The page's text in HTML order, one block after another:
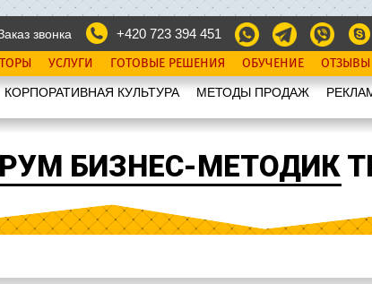
звонка
+420 723 394 451
УСЛУГИ ГОТОВЫЕ РЕШЕНИЯ ОБУЧЕНИЕ ОТЗЫВЫ
КОРПОРАТИВНАЯ КУЛЬТУРА МЕТОДЫ ПРОДАЖ
БИЗНЕС-МЕТОДИК